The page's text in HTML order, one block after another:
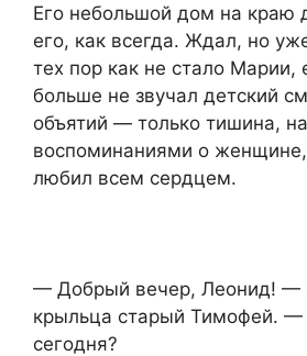
Его небольшой дом на краю
его, как всегда. Ждал, но
тех пор как не стало Марии,
больше не звучал детский
объятий — только тишина,
воспоминаниями о
любил всем сердцем.
— Добрый вечер, Леонид! —
крыльца старый Тимофей. —
сегодня?